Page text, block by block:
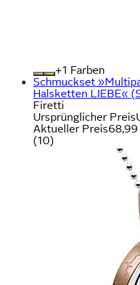
+
Farben
Schmuckset
Halsketten LIEBE«
Firetti
Ursprünglicher Preis
Aktueller Preis68,99
(10)